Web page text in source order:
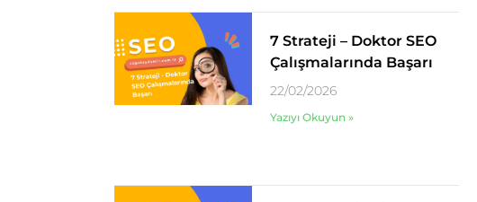
7 Strateji – Doktor SEO
Çalışmalarında Başarı
22/02/2026
Yazıyı Okuyun »